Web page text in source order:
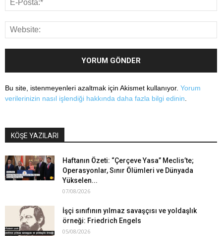
Bu site, istenmeyenleri azaltmak için Akismet kullanıyor. Yorum
verilerinizin nasıl işlendiği hakkında daha fazla bilgi edinin.
KÖŞE YAZILARI
Haftanın Özeti: “Çerçeve Yasa” Meclis’te;
Operasyonlar, Sınır Ölümleri ve Dünyada
Yükselen...
07/08/2026
İşçi sınıfının yılmaz savaşçısı ve yoldaşlık
örneği: Friedrich Engels
05/08/2026